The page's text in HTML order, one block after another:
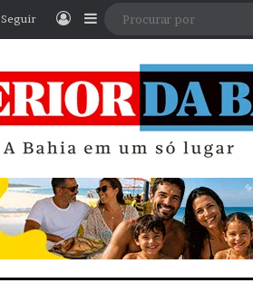
Seguir EntrarBarra Lateral